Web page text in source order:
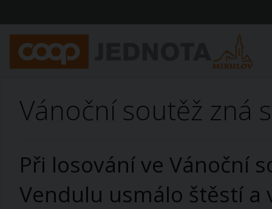
Vánoční soutěž zná
Při losování ve Vánoční
Vendulu usmálo štěstí a